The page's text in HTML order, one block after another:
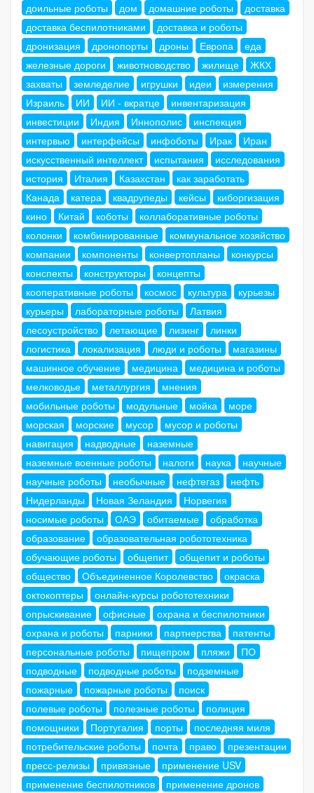
доильные роботы
дом домашние роботы
доставка
доставка беспилотниками
доставка и роботы
дронизация
дронопорты дроны Европа
еда
железные дороги
животноводство жилище
ЖКХ
захваты
земледелие игрушки идеи
измерения
Израиль
ИИ ИИ - вкратце
инвентаризация
инвестиции
Индия Иннополис
инспекция
интервью
интерфейсы инфоботы Ирак
Иран
искусственный интеллект
испытания
исследования
история
Италия Казахстан
как заработать
Канада
катера квадрупеды кейсы
киборгизация
кино
Китай коботы
коллаборативные роботы
колонки
комбинированные
коммунальное хозяйство
компании
компоненты конвертопланы
конкурсы
конспекты
конструкторы
концепты
кооперативные роботы
космос культура
курьезы
курьеры
лабораторные роботы
Латвия
лесоустройство
летающие лизинг
линки
логистика
локализация люди и роботы
магазины
машинное обучение
медицина
медицина и роботы
мелководье
металлургия
мнения
мобильные роботы
модульные мойка
море
морская
морские мусор
мусор и роботы
навигация
надводные
наземные
наземные военные роботы
налоги наука
научные
научные роботы
необычные нефтегаз
нефть
Нидерланды
Новая Зеландия
Норвегия
носимые роботы
ОАЭ обитаемые
обработка
образование
образовательная робототехника
обучающие роботы
общепит
общепит и роботы
общество
Объединенное Королевство
окраска
октокоптеры
онлайн-курсы робототехники
опрыскивание
офисные
охрана и беспилотники
охрана и роботы
парники партнерства
патенты
персональные роботы
пищепром пляжи
ПО
подводные
подводные роботы
подземные
пожарные
пожарные роботы
поиск
полевые роботы
полезные роботы
полиция
помощники
Португалия порты
последняя миля
потребительские роботы
почта право
презентации
пресс-релизы
привязные
применение USV
применение беспилотников
применение дронов